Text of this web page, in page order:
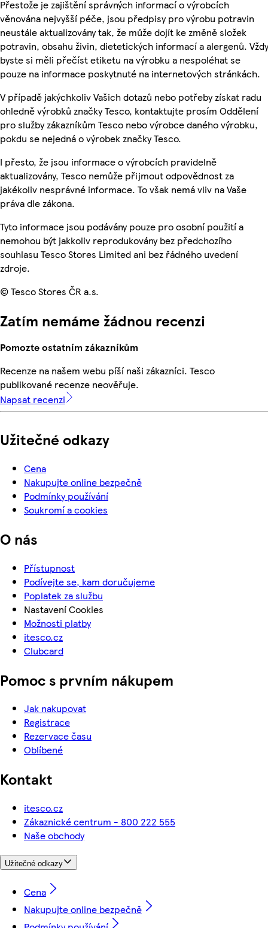
Přestože je zajištění správných informací o výrobcích
věnována nejvyšší péče, jsou předpisy pro výrobu potravin
neustále aktualizovány tak, že může dojít ke změně složek
potravin, obsahu živin, dietetických informací a alergenů. Vždy
byste si měli přečíst etiketu na výrobku a nespoléhat se
pouze na informace poskytnuté na internetových stránkách.
V případě jakýchkoliv Vašich dotazů nebo potřeby získat radu
ohledně výrobků značky Tesco, kontaktujte prosím Oddělení
pro služby zákazníkům Tesco nebo výrobce daného výrobku,
pokdu se nejedná o výrobek značky Tesco.
I přesto, že jsou informace o výrobcích pravidelně
aktualizovány, Tesco nemůže přijmout odpovědnost za
jakékoliv nesprávné informace. To však nemá vliv na Vaše
práva dle zákona.
Tyto informace jsou podávány pouze pro osobní použití a
nemohou být jakkoliv reprodukovány bez předchozího
souhlasu Tesco Stores Limited ani bez řádného uvedení
zdroje.
© Tesco Stores ČR a.s.
Zatím nemáme žádnou recenzi
Pomozte ostatním zákazníkům
Recenze na našem webu píší naši zákazníci. Tesco
publikované recenze neověřuje.
Napsat recenzi
Užitečné odkazy
Cena
Nakupujte online bezpečně
Podmínky používání
Soukromí a cookies
O nás
Přístupnost
Podívejte se, kam doručujeme
Poplatek za službu
Nastavení Cookies
Možnosti platby
itesco.cz
Clubcard
Pomoc s prvním nákupem
Jak nakupovat
Registrace
Rezervace času
Oblíbené
Kontakt
itesco.cz
Zákaznické centrum - 800 222 555
Naše obchody
Užitečné odkazy
Cena
Nakupujte online bezpečně